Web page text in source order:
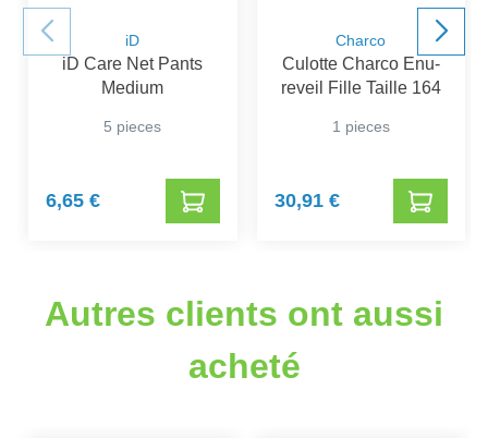
iD
iD Care Net Pants
Medium
5 pieces
6,65 €
Charco
Culotte Charco Enu-
reveil Fille Taille 164
1 pieces
30,91 €
Autres clients ont aussi
acheté